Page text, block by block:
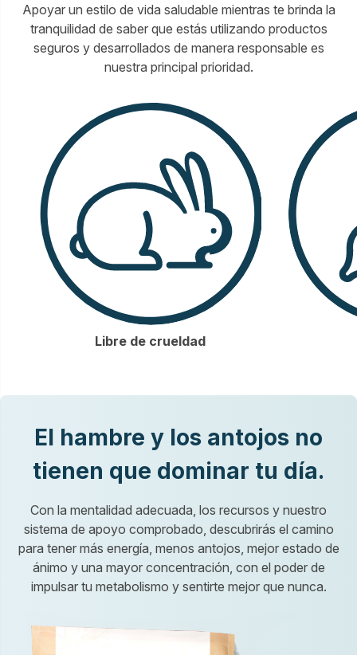
Apoyar un estilo de vida saludable mientras te brinda la
tranquilidad de saber que estás utilizando productos
seguros y desarrollados de manera responsable es
nuestra principal prioridad.
Libre de crueldad
El hambre y los antojos no
tienen que dominar tu día.
Con la mentalidad adecuada, los recursos y nuestro
sistema de apoyo comprobado, descubrirás el camino
para tener más energía, menos antojos, mejor estado de
ánimo y una mayor concentración, con el poder de
impulsar tu metabolismo y sentirte mejor que nunca.